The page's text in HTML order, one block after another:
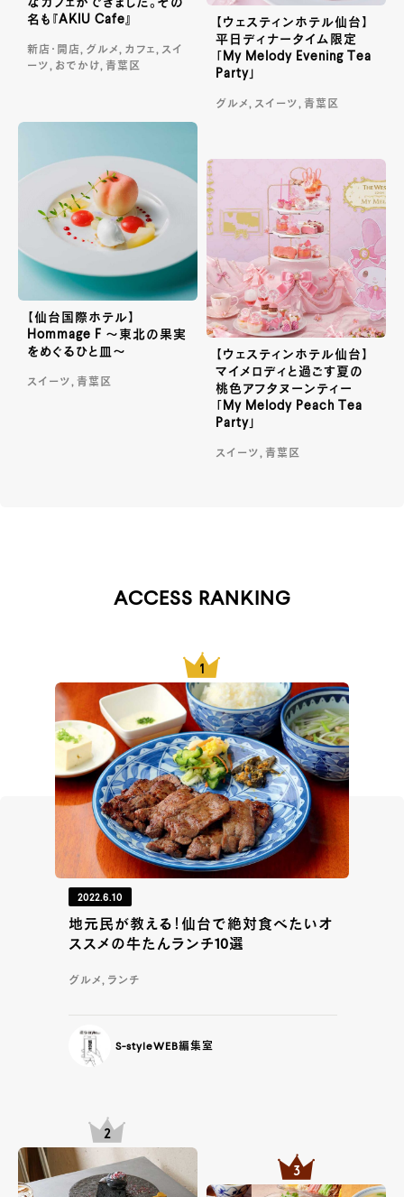
なカフェができました。その
名も『AKIU Cafe』
新店・開店, グルメ, カフェ, スイ
ーツ, おでかけ, 青葉区
【ウェスティンホテル仙台】
平日ディナータイム限定
「My Melody Evening Tea
Party」
グルメ, スイーツ, 青葉区
【仙台国際ホテル】
Hommage F ～東北の果実
をめぐるひと皿～
スイーツ, 青葉区
【ウェスティンホテル仙台】
マイメロディと過ごす夏の
桃色アフタヌーンティー
「My Melody Peach Tea
Party」
スイーツ, 青葉区
ACCESS RANKING
2022.6.10
地元民が教える！仙台で絶対食べたいオ
ススメの牛たんランチ10選
グルメ, ランチ
S-styleWEB編集室